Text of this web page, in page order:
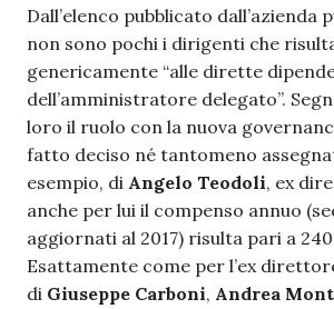
Dall’elenco pubblicato dall’azienda
non sono pochi i dirigenti che
genericamente “alle dirette
dell’amministratore delegato”.
loro il ruolo con la nuova
fatto deciso né tantomeno
esempio, di Angelo Teodoli, ex
anche per lui il compenso annuo
aggiornati al 2017) risulta pari a
Esattamente come per l’ex
di Giuseppe Carboni, Andrea